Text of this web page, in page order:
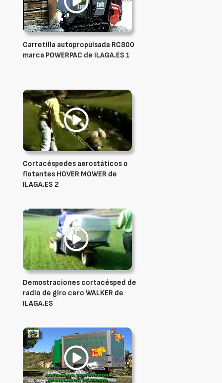
Carretilla autopropulsada RC800
marca POWERPAC de ILAGA.ES 1
Cortacéspedes aerostáticos o
flotantes HOVER MOWER de
ILAGA.ES 2
Demostraciones cortacésped de
radio de giro cero WALKER de
ILAGA.ES